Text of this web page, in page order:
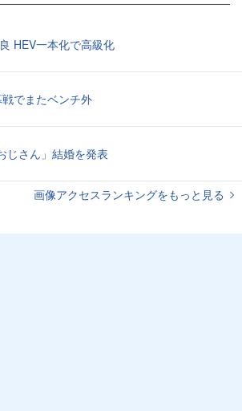
HEV一本化で高級化
でまたベンチ外
じさん」結婚を発表
画像アクセスランキングをもっと見る